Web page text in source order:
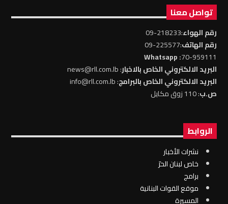
تواصل معنا
رقم الهواء:218233-09
رقم الهاتف:225577-09
70-959111
: Whatsapp
البريد الالكتروني الخاص بالاخبار: news@rll.com.lb
البريد الالكتروني الخاص بالبرامج: info@rll.com.lb
ص.ب: 110 زوق مكايل
الروابط
نشرات الأخبار
خاص لبنان الحرّ
برامج
موقع القوات البنانية
المسيرة